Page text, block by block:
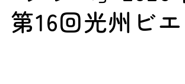
16回光州ビ